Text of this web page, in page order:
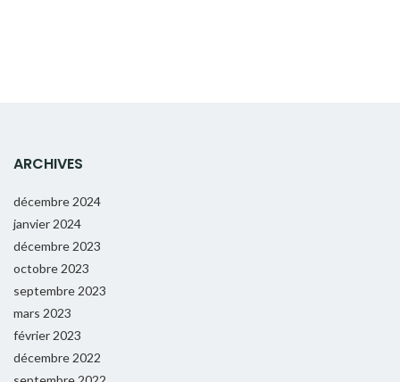
ARCHIVES
décembre 2024
janvier 2024
décembre 2023
octobre 2023
septembre 2023
mars 2023
février 2023
décembre 2022